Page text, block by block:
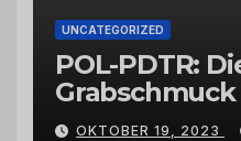
UNCATEGORIZED
POL-PDTR:
Grabschmuck
OKTOBER 19, 2023